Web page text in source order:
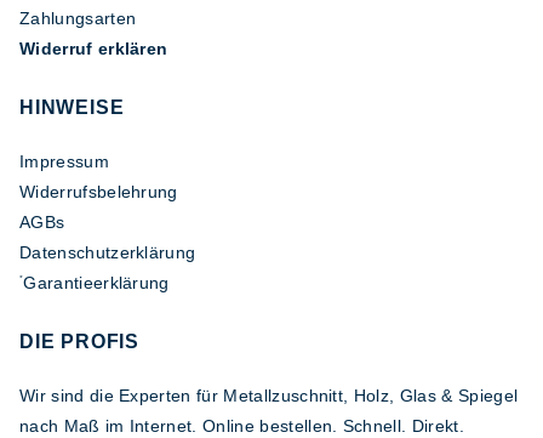
Zahlungsarten
Widerruf erklären
HINWEISE
Impressum
Widerrufsbelehrung
AGBs
Datenschutzerklärung
*Garantieerklärung
DIE PROFIS
Wir sind die Experten für Metallzuschnitt, Holz, Glas & Spiegel
nach Maß im Internet. Online bestellen. Schnell. Direkt.